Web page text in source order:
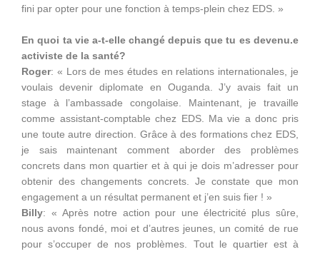
fini par opter pour une fonction à temps-plein chez EDS. »
En quoi ta vie a-t-elle changé depuis que tu es devenu.e
activiste de la santé?
Roger: « Lors de mes études en relations internationales, je
voulais devenir diplomate en Ouganda. J’y avais fait un
stage à l’ambassade congolaise. Maintenant, je travaille
comme assistant-comptable chez EDS. Ma vie a donc pris
une toute autre direction. Grâce à des formations chez EDS,
je sais maintenant comment aborder des problèmes
concrets dans mon quartier et à qui je dois m’adresser pour
obtenir des changements concrets. Je constate que mon
engagement a un résultat permanent et j’en suis fier ! »
Billy: « Après notre action pour une électricité plus sûre,
nous avons fondé, moi et d’autres jeunes, un comité de rue
pour s’occuper de nos problèmes. Tout le quartier est à